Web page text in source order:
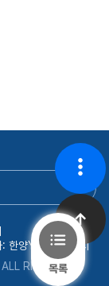
목록
한양YK인터칼리지
RIGHTS